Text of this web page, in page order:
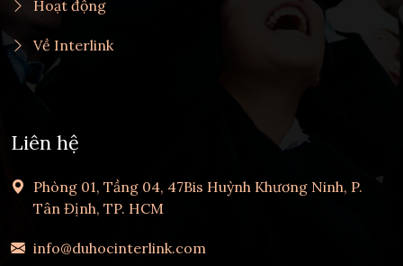
Hoạt động
Về Interlink
Liên hệ
Phòng 01, Tầng 04, 47Bis Huỳnh Khương Ninh, P.
Tân Định, TP. HCM
info@duhocinterlink.com